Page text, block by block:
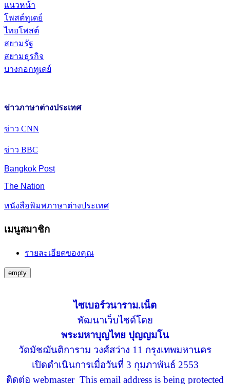
แนวหน้า
โพสต์ทูเดย์
ไทยโพสต์
สยามรัฐ
สยามธุรกิจ
บางกอกทูเดย์
ข่าวภาษาต่างประเทศ
ข่าว CNN
ข่าว BBC
Bangkok Post
The Nation
หนังสือพิมพภาษาต่างประเทศ
เมนูสมาชิก
รายละเอียดของคุณ
empty
ไซเบอร์วนาราม.เน็ต
พัฒนาเว็บไชด์โดย
พระมหาบุญไทย ปุญญมโน
วัดมัชฌันติการาม วงศ์สว่าง 11 กรุงเทพมหานคร
เปิดดำเนินการเมื่อวันที่ 3 กุมภาพันธ์ 2553
ติดต่อ webmaster This email address is being protected